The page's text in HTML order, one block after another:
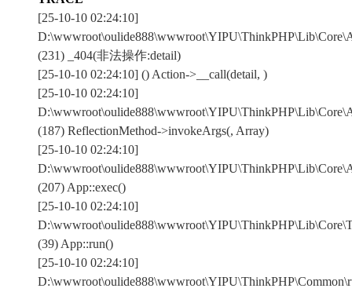
[25-10-10 02:24:10]
(231) _404(非法操作:detail)
[25-10-10 02:24:10] () Action->__call(detail, )
[25-10-10 02:24:10]
(187) ReflectionMethod->invokeArgs(, Array)
[25-10-10 02:24:10]
(207) App::exec()
[25-10-10 02:24:10]
(39) App::run()
[25-10-10 02:24:10]